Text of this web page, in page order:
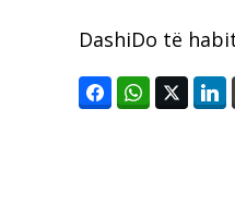
DashiDo të